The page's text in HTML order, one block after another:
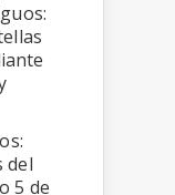
del
5 de